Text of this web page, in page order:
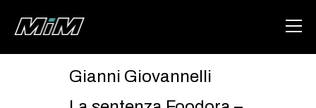
Gianni Giovannelli